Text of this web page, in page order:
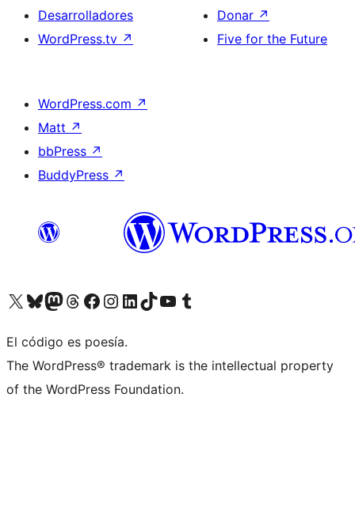
Desarrolladores
WordPress.tv ↗
Donar ↗
Five for the Future
WordPress.com ↗
Matt ↗
bbPress ↗
BuddyPress ↗
Visita nuestra cuenta de X (anteriormente Twitter)
Visita nuestra cuenta de Bluesky
Visita nuestra cuenta de Mastodon
Visita nuestra cuenta de Threads
Visita nuestra página de Facebook
Visita nuestra cuenta de Instagram
Visita nuestra cuenta de LinkedIn
Visita nuestra cuenta de TikTok
Visita nuestro canal de YouTube
Visita nuestra cuenta de Tumblr
El código es poesía.
The WordPress® trademark is the intellectual property
of the WordPress Foundation.